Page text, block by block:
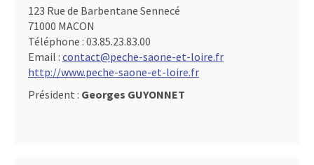
123 Rue de Barbentane Sennecé
71000 MACON
Téléphone : 03.85.23.83.00
Email : contact@peche-saone-et-loire.fr
http://www.peche-saone-et-loire.fr
Président : Georges GUYONNET